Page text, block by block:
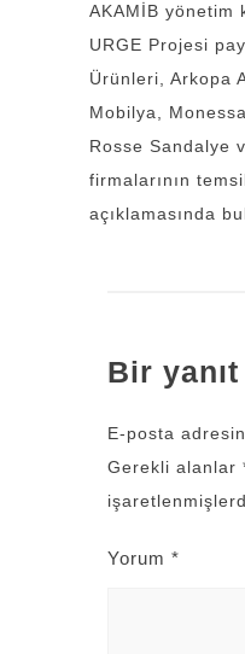
AKAMİB yönetim
URGE Projesi
Ürünleri, Arkopa
Mobilya,
Rosse Sandalye
firmalarının
açıklamasında
Bir yanıt
E-posta
Gerekli alanlar
Yorum *